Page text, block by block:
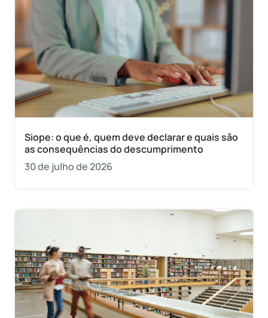
Siope: o que é, quem deve declarar e quais são
as consequências do descumprimento
30 de julho de 2026